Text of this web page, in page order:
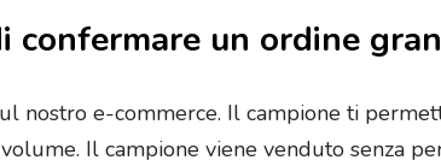
confermare un ordine
nostro e-commerce. Il campione ti
Il campione viene venduto senza